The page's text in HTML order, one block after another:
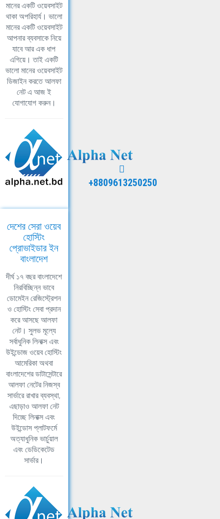
মানের একটি ওয়েবসাইট
থাকা অপরিহার্য। ভালো
মানের একটি ওয়েবসাইট
আপনার ব্যবসাকে নিয়ে
যাবে আর এক ধাপ
এগিয়ে। তাই একটি
ভালো মানের ওয়েবসাইট
ডিজাইন করতে আলফা
নেট এ আজ ই
যোগাযোগ করুন।
+8809613250250
দেশের সেরা ওয়েব
হোস্টিং
প্রোভাইডার ইন
বাংলাদেশ
দীর্ঘ ১৭ বছর বাংলাদেশে
নিরবিচ্ছিন্ন ভাবে
ডোমেইন রেজিস্ট্রেশন
ও হোস্টিং সেবা প্রদান
করে আসছে আলফা
নেট। সুলভ মূল্যে
সর্বাধুনিক লিনাক্স এবং
উইন্ডোজ ওয়েব হোস্টিং
আমেরিকা অথবা
বাংলাদেশের ডাটাসেন্টারে
আলফা নেটের নিজস্ব
সার্ভারে রাখার ব্যবস্থা,
এছাড়াও আলফা নেট
দিচ্ছে লিনাক্স এবং
উইন্ডোস প্লাটফর্মে
অত্যাধুনিক ভার্চুয়াল
এবং ডেডিকেটেড
সার্ভার।